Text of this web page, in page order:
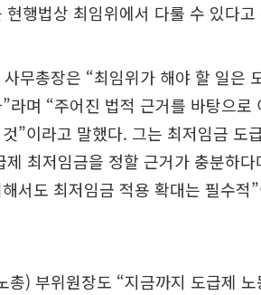
행법상 최임위에서 다룰 수 있다고
무총장은 “최임위가 해야 할 일은
라며 “주어진 법적 근거를 바탕으로
”이라고 말했다. 그는 최저임금 도
최저임금을 정할 근거가 충분하
서도 최저임금 적용 확대는 필수적
) 부위원장도 “지금까지 도급제